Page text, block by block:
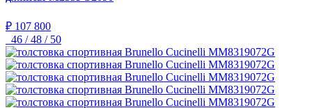
₽ 107 800
46 / 48 / 50